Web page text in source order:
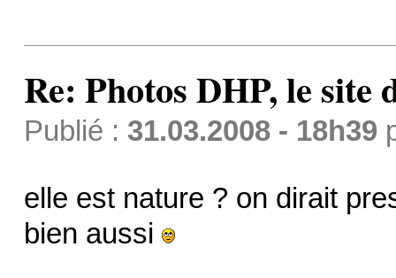
Re: Photos DHP, le site
Publié : 31.03.2008 - 18h39
elle est nature ? on dirait
bien aussi